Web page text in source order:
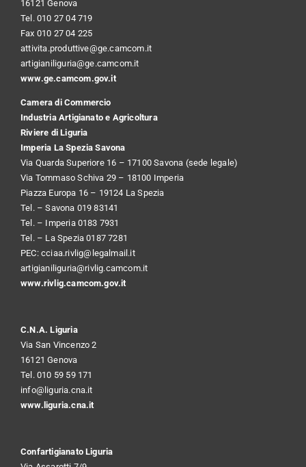
16121 Genova
Tel. 010 27 04 719
Fax 010 27 04 225
attivita.produttive@ge.camcom.it
artigianiliguria@ge.camcom.it
www.ge.camcom.gov.it
Camera di Commercio
Industria Artigianato e Agricoltura
Riviere di Liguria
Imperia La Spezia Savona
Via Quarda Superiore 16 – 17100 Savona (sede legale)
Via Tommaso Schiva 29 – 18100 Imperia
Piazza Europa 16 – 19124 La Spezia
Tel. – Savona 019 83141
Tel. – Imperia 0183 7931
Tel. – La Spezia 0187 7281
PEC: cciaa.rivlig@legalmail.it
artigianiliguria@rivlig.camcom.it
www.rivlig.camcom.gov.it
C.N.A. Liguria
Via San Vincenzo 2
16121 Genova
Tel. 010 59 59 171
info@liguria.cna.it
www.liguria.cna.it
Confartigianato Liguria